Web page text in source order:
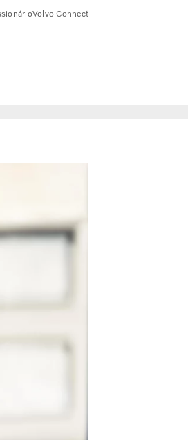
Volvo Connect